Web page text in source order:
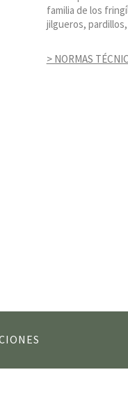
familia de los
jilgueros,
> NORMAS